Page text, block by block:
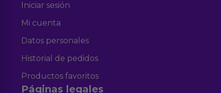
Iniciar sesión
Mi cuenta
Datos personales
Historial de pedidos
Productos favoritos
Páginas legales